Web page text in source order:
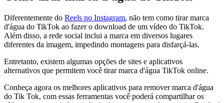
Diferentemente do Reels no Instagram, não tem como tirar marca
d'água do TikTok ao fazer o download de um vídeo do TikTok.
Além disso, a rede social inclui a marca em diversos lugares
diferentes da imagem, impedindo montagens para disfarçá-las.
Entretanto, existem algumas opções de sites e aplicativos
alternativos que permitem você tirar marca d'água TikTok online.
Conheça agora os melhores aplicativos para remover marca d'água
do Tik Tok, com essas ferramentas você poderá compartilhar os